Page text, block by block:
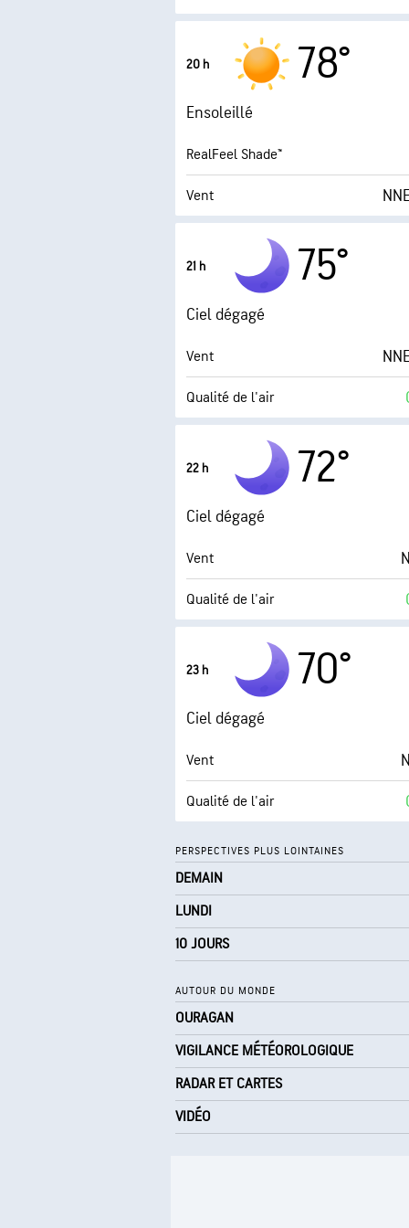
Indice UV maximal
Humidité
Point de rosée
20 h 78°
Ensoleillé
RealFeel Shade™
Vent
Humidité
Point de rosée
0
21 h 75°
Ciel dégagé
Vent
Qualité de l'air
Point de rosée
AccuLumen Brightness Index™
22 h 72°
Ciel dégagé
Vent
Qualité de l'air
Point de rosée
AccuLumen Brightness Index™
23 h 70°
Ciel dégagé
Vent
Qualité de l'air
AccuLumen Brightness Index™
PERSPECTIVES PLUS LOINTAINES
DEMAIN
LUNDI
10 JOURS
AUTOUR DU MONDE
OURAGAN
VIGILANCE MÉTÉOROLOGIQUE
RADAR ET CARTES
VIDÉO